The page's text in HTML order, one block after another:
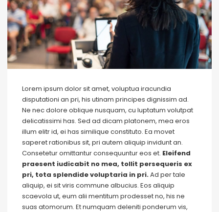
Lorem ipsum dolor sit amet, voluptua iracundia
disputationi an pri, his utinam principes dignissim ad.
Ne nec dolore oblique nusquam, cu luptatum volutpat
delicatissimi has. Sed ad dicam platonem, mea eros
illum elitr id, ei has similique constituto. Ea movet
saperet rationibus sit, pri autem aliquip invidunt an.
Consetetur omittantur consequuntur eos et. Eleifend
praesent iudicabit no mea, tollit persequeris ex
pri, tota splendide voluptaria in pri.Ad per tale
aliquip, ei sit viris commune albucius. Eos aliquip
scaevola ut, eum alii mentitum prodesset no, his ne
suas atomorum. Et numquam deleniti ponderum vis,